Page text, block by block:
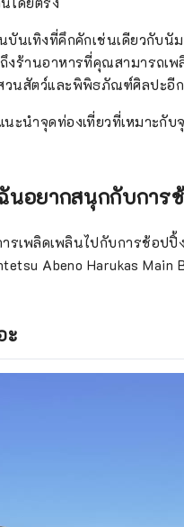
บันเทิงที่คึกคักเช่นเดียวกับ
งร้านอาหารที่คุณสามารถเพ
วนสัตว์และพิพิธภัณฑ์ศิลปะอี
นะนำจุดท่องเที่ยวที่เหมาะกั
นอยากสนุกกับการ
รเพลิดเพลินไปกับการช้อปปิ้
Abeno Harukas
ะ